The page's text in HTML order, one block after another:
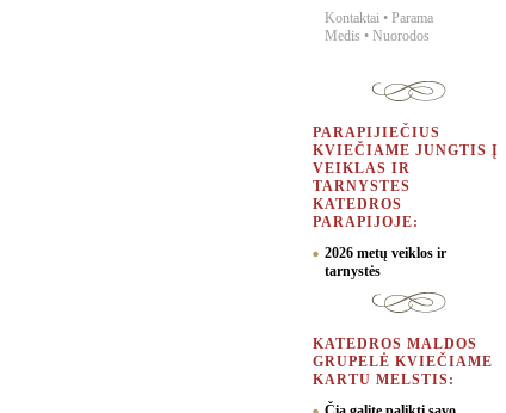
Kontaktai • Parama
Medis • Nuorodos
PARAPIJIEČIUS
KVIEČIAME JUNGTIS Į
VEIKLAS IR
TARNYSTES
KATEDROS
PARAPIJOJE:
2026 metų veiklos ir
tarnystės
KATEDROS MALDOS
GRUPELĖ KVIEČIAME
KARTU MELSTIS: